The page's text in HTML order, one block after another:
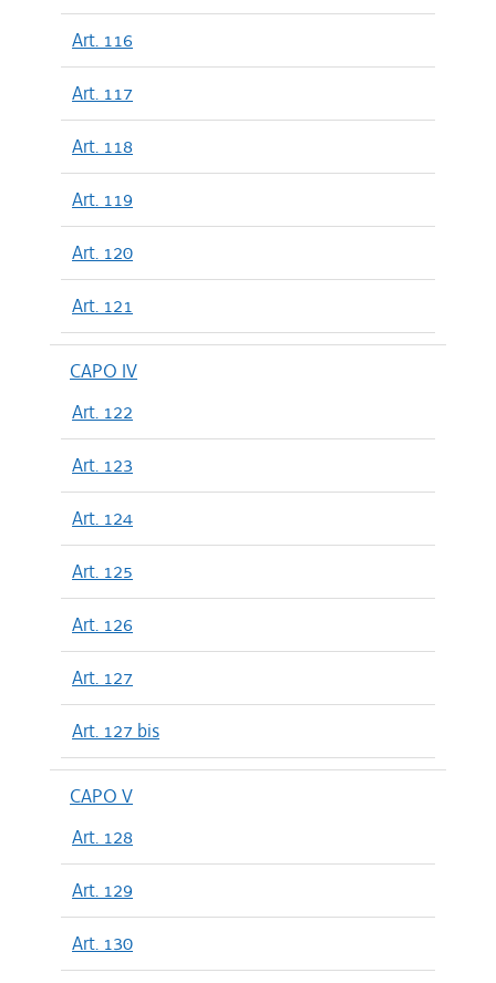
Art. 116
Art. 117
Art. 118
Art. 119
Art. 120
Art. 121
CAPO IV
Art. 122
Art. 123
Art. 124
Art. 125
Art. 126
Art. 127
Art. 127 bis
CAPO V
Art. 128
Art. 129
Art. 130